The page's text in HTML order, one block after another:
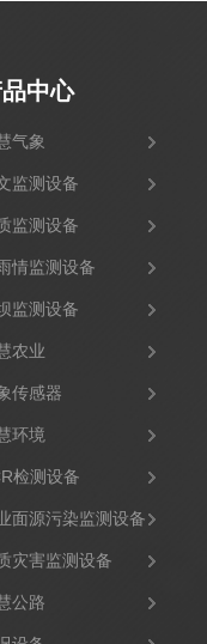
中心
气象
监测设备
监测设备
情监测设备
监测设备
农业
传感器
环境
检测设备
面源污染监测设备
灾害监测设备
公路